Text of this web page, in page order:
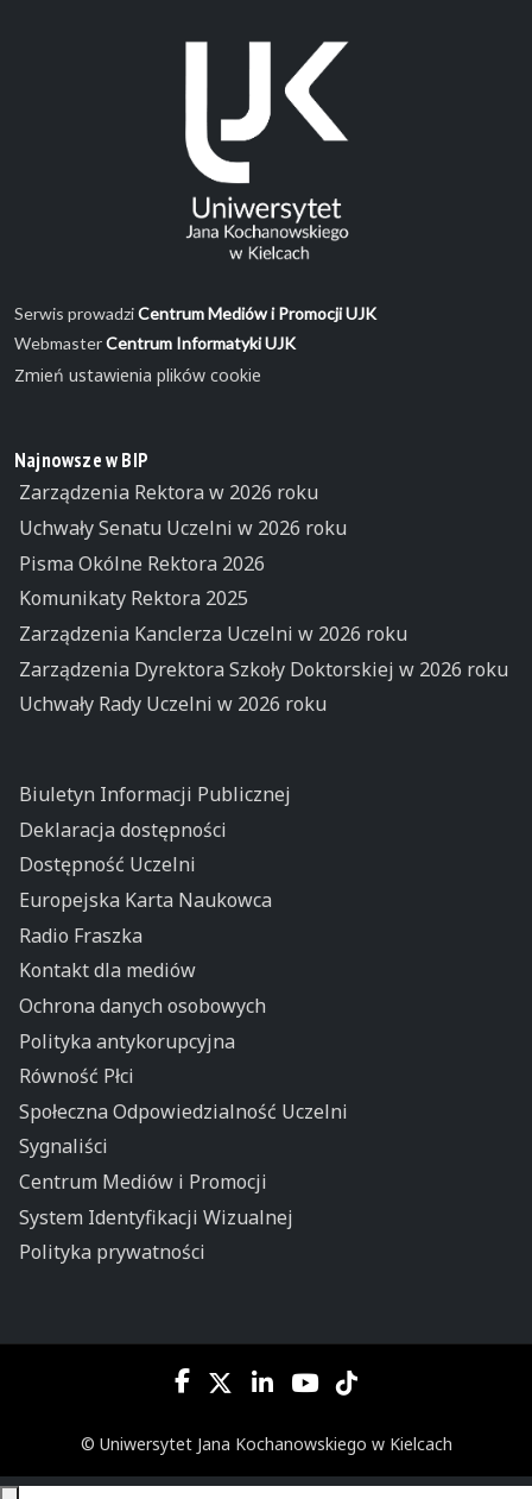
Serwis prowadziCentrum Mediów i Promocji UJK
WebmasterCentrum Informatyki UJK
Zmień ustawienia plików cookie
Najnowsze w BIP
Zarządzenia Rektora w 2026 roku
Uchwały Senatu Uczelni w 2026 roku
Pisma Okólne Rektora 2026
Komunikaty Rektora 2025
Zarządzenia Kanclerza Uczelni w 2026 roku
Zarządzenia Dyrektora Szkoły Doktorskiej w 2026 roku
Uchwały Rady Uczelni w 2026 roku
Biuletyn Informacji Publicznej
Deklaracja dostępności
Dostępność Uczelni
Europejska Karta Naukowca
Radio Fraszka
Kontakt dla mediów
Ochrona danych osobowych
Polityka antykorupcyjna
Równość Płci
Społeczna Odpowiedzialność Uczelni
Sygnaliści
Centrum Mediów i Promocji
System Identyfikacji Wizualnej
Polityka prywatności
© Uniwersytet Jana Kochanowskiego w Kielcach